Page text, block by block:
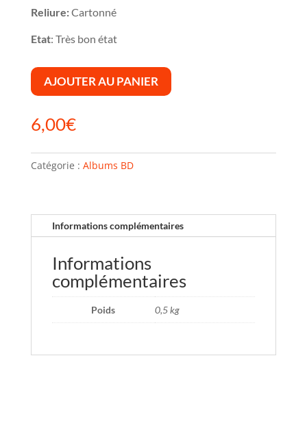
Reliure:Cartonné
Etat: Très bon état
AJOUTER AU PANIER
6,00€
Catégorie : Albums BD
Informations complémentaires
Informations
complémentaires
Poids 0,5 kg